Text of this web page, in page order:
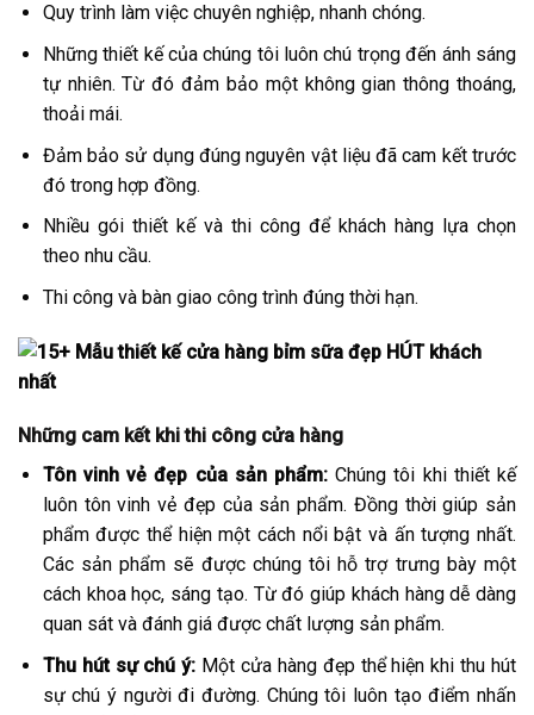
Quy trình làm việc chuyên nghiệp, nhanh chóng.
Những thiết kế của chúng tôi luôn chú trọng đến ánh sáng
tự nhiên. Từ đó đảm bảo một không gian thông thoáng,
thoải mái.
Đảm bảo sử dụng đúng nguyên vật liệu đã cam kết trước
đó trong hợp đồng.
Nhiều gói thiết kế và thi công để khách hàng lựa chọn
theo nhu cầu.
Thi công và bàn giao công trình đúng thời hạn.
Những cam kết khi thi công cửa hàng
Tôn vinh vẻ đẹp của sản phẩm: Chúng tôi khi thiết kế
luôn tôn vinh vẻ đẹp của sản phẩm. Đồng thời giúp sản
phẩm được thể hiện một cách nổi bật và ấn tượng nhất.
Các sản phẩm sẽ được chúng tôi hỗ trợ trưng bày một
cách khoa học, sáng tạo. Từ đó giúp khách hàng dễ dàng
quan sát và đánh giá được chất lượng sản phẩm.
Thu hút sự chú ý: Một cửa hàng đẹp thể hiện khi thu hút
sự chú ý người đi đường. Chúng tôi luôn tạo điểm nhấn